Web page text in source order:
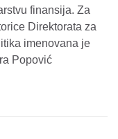
finansija. Za
Direktorata za
imenovana je
Popović